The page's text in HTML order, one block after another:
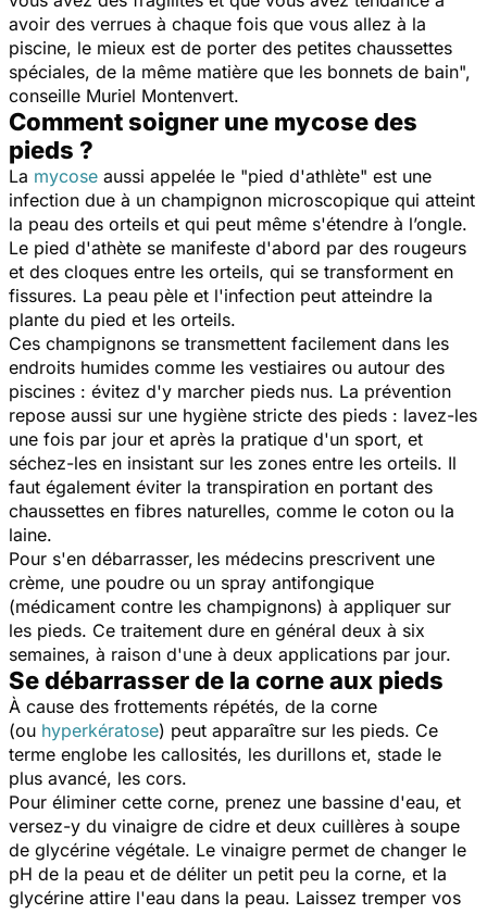
avoir des verrues à chaque fois que vous allez à la
piscine, le mieux est de porter des petites chaussettes
spéciales, de la même matière que les bonnets de bain",
conseille Muriel Montenvert.
Comment soigner une mycose des
pieds ?
La mycose aussi appelée le "pied d'athlète" est une
infection due à un champignon microscopique qui atteint
la peau des orteils et qui peut même s'étendre à l’ongle.
Le pied d'athète se manifeste d'abord par des rougeurs
et des cloques entre les orteils, qui se transforment en
fissures. La peau pèle et l'infection peut atteindre la
plante du pied et les orteils.
Ces champignons se transmettent facilement dans les
endroits humides comme les vestiaires ou autour des
piscines : évitez d'y marcher pieds nus. La prévention
repose aussi sur une hygiène stricte des pieds : lavez-les
une fois par jour et après la pratique d'un sport, et
séchez-les en insistant sur les zones entre les orteils. Il
faut également éviter la transpiration en portant des
chaussettes en fibres naturelles, comme le coton ou la
laine.
Pour s'en débarrasser, les médecins prescrivent une
crème, une poudre ou un spray antifongique
(médicament contre les champignons) à appliquer sur
les pieds. Ce traitement dure en général deux à six
semaines, à raison d'une à deux applications par jour.
Se débarrasser de la corne aux pieds
À cause des frottements répétés, de la corne
(ou hyperkératose) peut apparaître sur les pieds. Ce
terme englobe les callosités, les durillons et, stade le
plus avancé, les cors.
Pour éliminer cette corne, prenez une bassine d'eau, et
versez-y du vinaigre de cidre et deux cuillères à soupe
de glycérine végétale. Le vinaigre permet de changer le
pH de la peau et de déliter un petit peu la corne, et la
glycérine attire l'eau dans la peau. Laissez tremper vos